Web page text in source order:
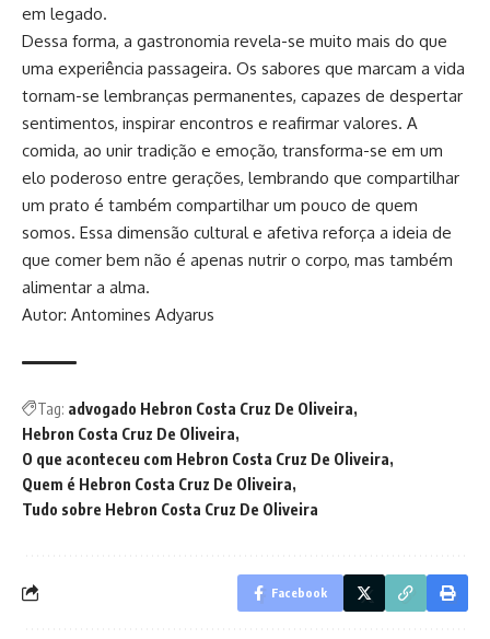
em legado.
Dessa forma, a gastronomia revela-se muito mais do que
uma experiência passageira. Os sabores que marcam a vida
tornam-se lembranças permanentes, capazes de despertar
sentimentos, inspirar encontros e reafirmar valores. A
comida, ao unir tradição e emoção, transforma-se em um
elo poderoso entre gerações, lembrando que compartilhar
um prato é também compartilhar um pouco de quem
somos. Essa dimensão cultural e afetiva reforça a ideia de
que comer bem não é apenas nutrir o corpo, mas também
alimentar a alma.
Autor: Antomines Adyarus
Tag: advogado Hebron Costa Cruz De Oliveira
Hebron Costa Cruz De Oliveira
O que aconteceu com Hebron Costa Cruz De Oliveira
Quem é Hebron Costa Cruz De Oliveira
Tudo sobre Hebron Costa Cruz De Oliveira
Facebook